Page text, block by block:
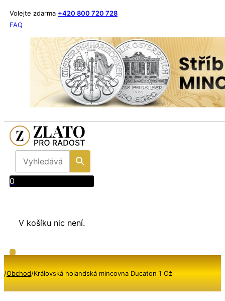
Volejte zdarma +420 800 720 728
FAQ
0
V košíku nic není.
/Obchod/Královská holandská mincovna Ducaton 1 Ož